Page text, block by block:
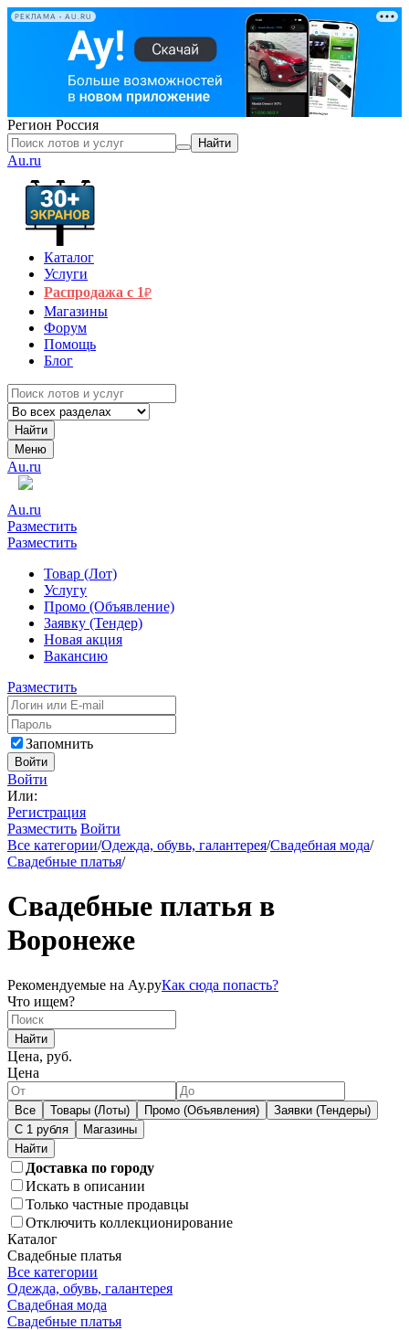
РЕКЛАМА • AU.RU
Регион Россия
Найти
Au.ru
Каталог
Услуги
Распродажа с 1₽
Магазины
Форум
Помощь
Блог
Найти
Меню
Au.ru
Au.ru
Разместить
Разместить
Товар (Лот)
Услугу
Промо (Объявление)
Заявку (Тендер)
Новая акция
Вакансию
Разместить
Запомнить
Войти
Войти
Или:
Регистрация
Разместить Войти
Все категории/Одежда, обувь, галантерея/Свадебная мода/
Свадебные платья/
Свадебные платья в
Воронеже
Рекомендуемые на Ау.руКак сюда попасть?
Что ищем?
Найти
Цена, руб.
Цена
Все Товары (Лоты) Промо (Объявления)
Заявки (Тендеры)
С 1 рубля
Магазины
Доставка по городу
Искать в описании
Только частные продавцы
Отключить коллекционирование
Каталог
Свадебные платья
Все категории
Одежда, обувь, галантерея
Свадебная мода
Свадебные платья